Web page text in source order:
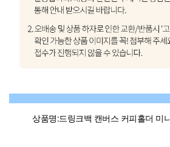
상품명:드링크백 캔버스 커피홀더 미